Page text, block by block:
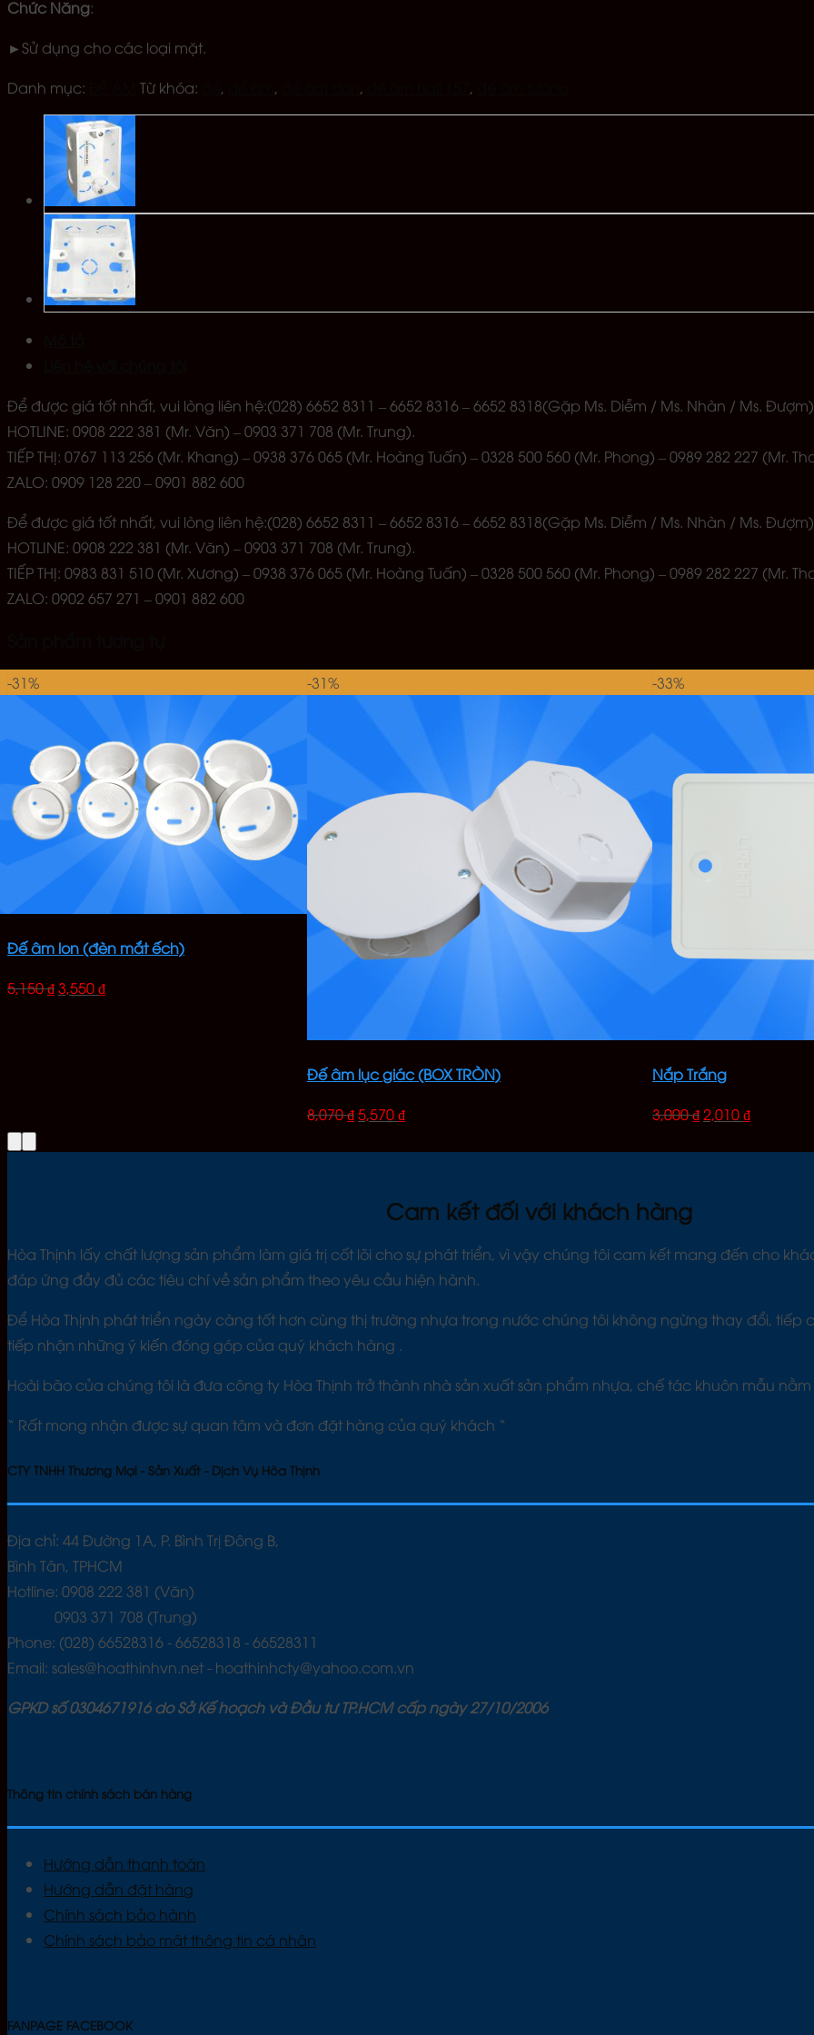
Chức Năng:
►Sử dụng cho các loại mặt.
Danh mục:
Từ khóa: , , , ,
Để được giá tốt nhất, vui lòng liên hệ:(028) 6652 8311 – 6652 8316 – 6652 8318(Gặp Ms. Diễm / Ms. Nhàn / Ms.
HOTLINE: 0908 222 381 (Mr. Văn) – 0903 371 708 (Mr. Trung).
TIẾP THỊ: 0767 113 256 (Mr. Khang) – 0938 376 065 (Mr. Hoàng Tuấn) – 0328 500 560 (Mr. Phong) – 0989 282 227 (Mr.
ZALO: 0909 128 220 – 0901 882 600
Để được giá tốt nhất, vui lòng liên hệ:(028) 6652 8311 – 6652 8316 – 6652 8318(Gặp Ms. Diễm / Ms. Nhàn / Ms.
HOTLINE: 0908 222 381 (Mr. Văn) – 0903 371 708 (Mr. Trung).
TIẾP THỊ: 0983 831 510 (Mr. Xương) – 0938 376 065 (Mr. Hoàng Tuấn) – 0328 500 560 (Mr. Phong) – 0989 282 227 (Mr.
ZALO: 0902 657 271 – 0901 882 600
-31%
Đế âm lon (đèn mắt ếch)
5,150₫3,550₫
-31%
Đế âm lục giác (BOX TRÒN)
8,070₫5,570₫
-33%
Nắp Trắng
3,000₫2,010₫
Cam kết đối với khách hàng
Hòa Thịnh lấy chất lượng sản phẩm làm giá trị cốt lõi cho sự phát triển, vì vậy chúng tôi cam kết mang đến cho
đáp ứng đầy đủ các tiêu chí về sản phẩm theo yêu cầu hiện hành.
Để Hòa Thịnh phát triển ngày càng tốt hơn cùng thị trường nhựa trong nước chúng tôi không ngừng thay đổi, tiếp
tiếp nhận những ý kiến đóng góp của quý khách hàng .
Hoài bão của chúng tôi là đưa công ty Hòa Thịnh trở thành nhà sản xuất sản phẩm nhựa, chế tác khuôn mẫu
“ Rất mong nhận được sự quan tâm và đơn đặt hàng của quý khách “
CTY TNHH Thương Mại - Sản Xuất - Dịch Vụ Hòa Thịnh
Địa chỉ: 44 Đường 1A, P. Bình Trị Đông B,
Bình Tân, TPHCM
Hotline: 0908 222 381 (Văn)
0903 371 708 (Trung)
Phone: (028) 66528316 - 66528318 - 66528311
Email: sales@hoathinhvn.net - hoathinhcty@yahoo.com.vn
GPKD số 0304671916 do Sở Kế hoạch và Đầu tư TP.HCM cấp ngày 27/10/2006
Thông tin chính sách bán hàng
Hướng dẫn thanh toán
Hướng dẫn đặt hàng
Chính sách bảo hành
Chính sách bảo mật thông tin cá nhân
FANPAGE FACEBOOK